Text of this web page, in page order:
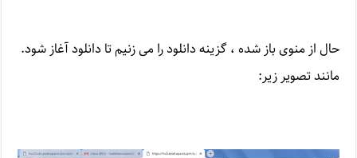
حال از منوی باز شده ، گزینه دانلود را می زنیم تا دانلود آغاز شود.
مانند تصویر زیر: